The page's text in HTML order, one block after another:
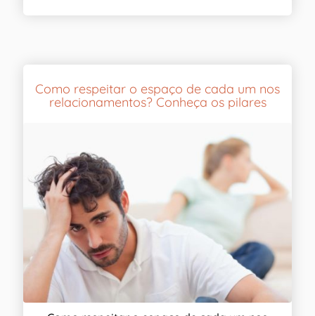
Como respeitar o espaço de cada um nos
relacionamentos? Conheça os pilares